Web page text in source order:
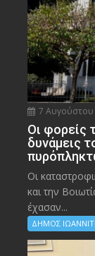
7 Αυγούστου
Οι φορείς
δυνάμεις
Οι
και την
έχασαν...
ΔΗΜΟΣ